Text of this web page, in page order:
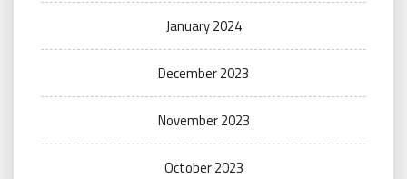
January 2024
December 2023
November 2023
October 2023